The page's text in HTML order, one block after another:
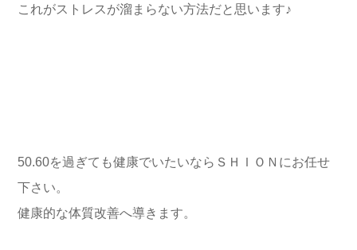
これがストレスが溜まらない方法だと思います♪
50.60を過ぎても健康でいたいならＳＨＩＯＮにお任せ
下さい。
健康的な体質改善へ導きます。